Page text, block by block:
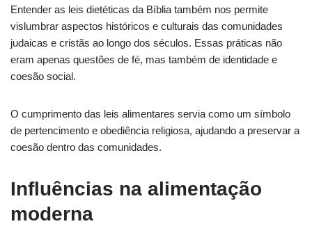
Entender as leis dietéticas da Bíblia também nos permite
vislumbrar aspectos históricos e culturais das comunidades
judaicas e cristãs ao longo dos séculos. Essas práticas não
eram apenas questões de fé, mas também de identidade e
coesão social.
O cumprimento das leis alimentares servia como um símbolo
de pertencimento e obediência religiosa, ajudando a preservar a
coesão dentro das comunidades.
Influências na alimentação
moderna